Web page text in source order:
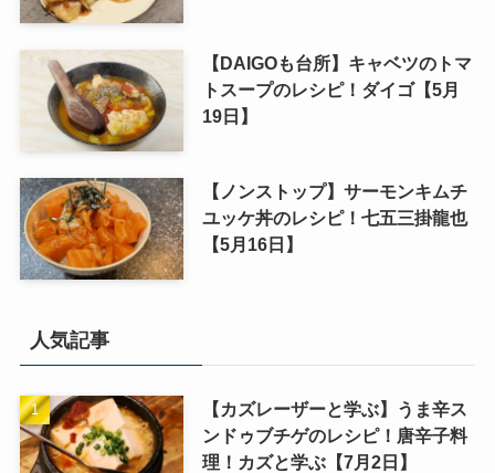
【DAIGOも台所】キャベツのトマ
トスープのレシピ！ダイゴ【5月
19日】
【ノンストップ】サーモンキムチ
ユッケ丼のレシピ！七五三掛龍也
【5月16日】
人気記事
【カズレーザーと学ぶ】うま辛ス
ンドゥブチゲのレシピ！唐辛子料
理！カズと学ぶ【7月2日】